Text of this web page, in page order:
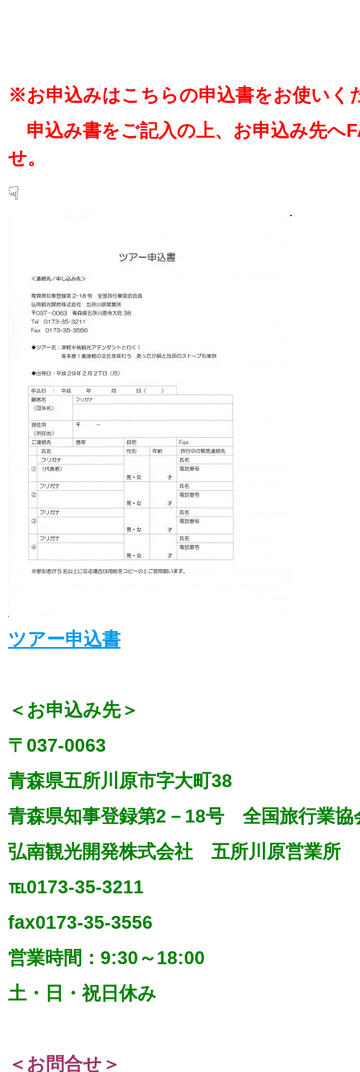
※お申込みはこちらの申込書をお使いく
申込み書をご記入の上、お申込み先へ
せ。
☟
ツアー申込書
＜お申込み先＞
〒037-0063
青森県五所川原市字大町38
青森県知事登録第2－18号 全国旅行業協
弘南観光開発株式会社 五所川原営業所
℡0173‐35‐3211
fax0173‐35‐3556
営業時間：9:30～18:00
土・日・祝日休み
＜お問合せ＞